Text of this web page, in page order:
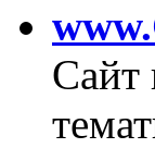
Сайт